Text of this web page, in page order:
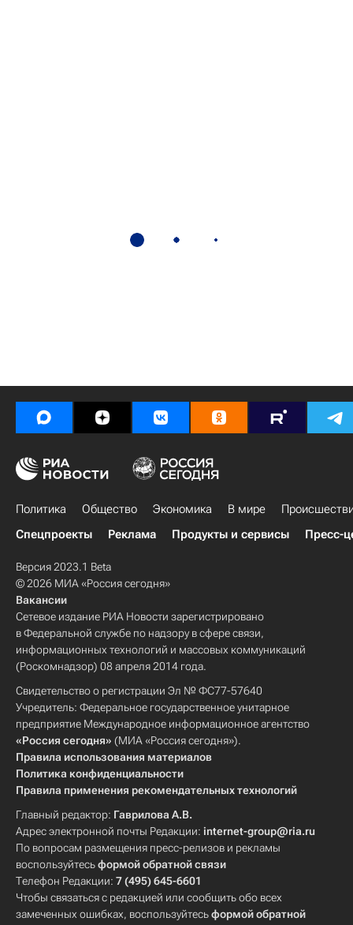
Политика Общество Экономика В мире
Спецпроекты
Реклама Продукты и сервисы Пресс-
Версия 2023.1 Beta
© 2026 МИА «Россия сегодня»
Вакансии
Сетевое издание РИА Новости зарегистрировано
в Федеральной службе по надзору в сфере связи,
информационных технологий и массовых коммуникаций
(Роскомнадзор) 08 апреля 2014 года.
Свидетельство о регистрации Эл № ФС77-57640
Учредитель: Федеральное государственное унитарное
предприятие Международное информационное агентство
«Россия сегодня» (МИА «Россия сегодня»).
Правила использования материалов
Политика конфиденциальности
Правила применения рекомендательных технологий
Главный редактор: Гаврилова А.В.
Адрес электронной почты Редакции: internet-group@ria.ru
По вопросам размещения пресс-релизов и рекламы
воспользуйтесьформой обратной связи
Телефон Редакции: 7 (495) 645-6601
Чтобы связаться с редакцией или сообщить обо всех
замеченных ошибках, воспользуйтесьформой обратной